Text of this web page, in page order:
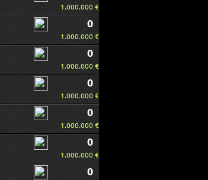
1.000.000 €
0
1.000.000 €
0
1.000.000 €
0
1.000.000 €
0
1.000.000 €
0
1.000.000 €
0